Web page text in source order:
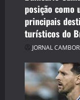
o
n
posição como
principais
turísticos do
JORNAL